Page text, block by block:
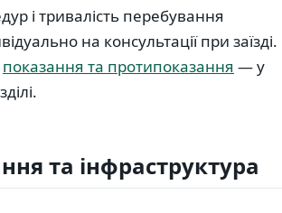
і тривалість перебування
на консультації при заїзді.
показання та протипоказання — у
та інфраструктура